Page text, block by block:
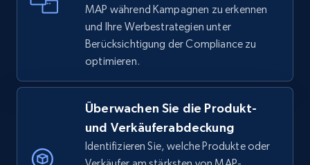
MAP während Kampagnen zu erkennen
und Ihre Werbestrategien unter
Berücksichtigung der Compliance zu
optimieren.
Überwachen Sie die Produkt-
und Verkäuferabdeckung
Identifizieren Sie, welche Produkte oder